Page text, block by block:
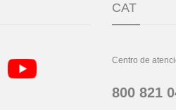
CAT
Centro de
800 821